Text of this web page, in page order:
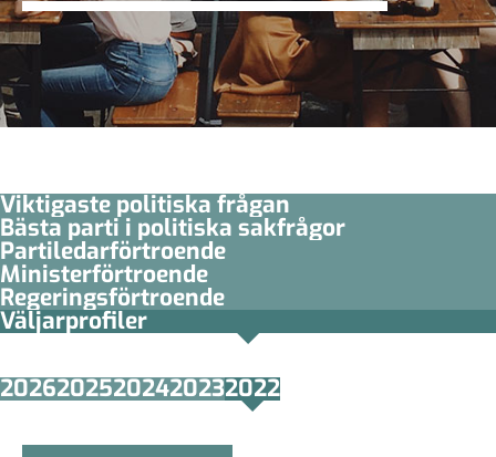
Viktigaste politiska frågan
Bästa parti i politiska sakfrågor
Partiledar­förtroende
Minister­­förtroende
Regerings­förtroende
Väljarprofiler
20262025202420232022